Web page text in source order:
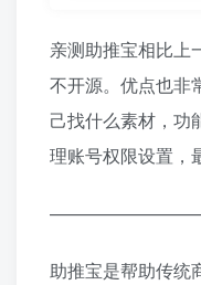
亲测助推宝相比上
不开源。优点也非
己找什么素材，功
理账号权限设置，
助推宝是帮助传统